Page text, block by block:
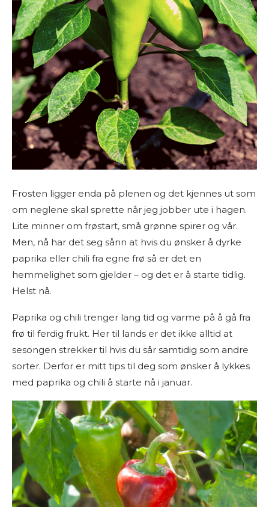
Frosten ligger enda på plenen og det kjennes ut som
om neglene skal sprette når jeg jobber ute i hagen.
Lite minner om frøstart, små grønne spirer og vår.
Men, nå har det seg sånn at hvis du ønsker å dyrke
paprika eller chili fra egne frø så er det en
hemmelighet som gjelder – og det er å starte tidlig.
Helst nå.
Paprika og chili trenger lang tid og varme på å gå fra
frø til ferdig frukt. Her til lands er det ikke alltid at
sesongen strekker til hvis du sår samtidig som andre
sorter. Derfor er mitt tips til deg som ønsker å lykkes
med paprika og chili å starte nå i januar.